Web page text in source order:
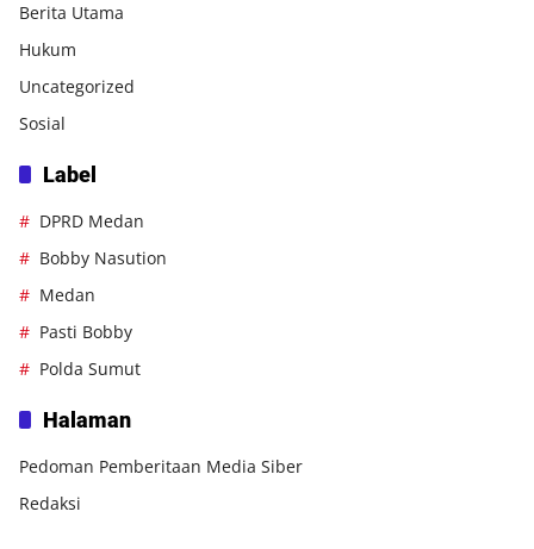
Berita Utama
Hukum
Uncategorized
Sosial
Label
DPRD Medan
Bobby Nasution
Medan
Pasti Bobby
Polda Sumut
Halaman
Pedoman Pemberitaan Media Siber
Redaksi